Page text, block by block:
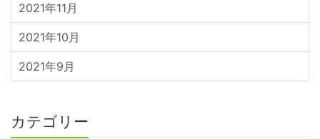
2021年11月
2021年10月
2021年9月
カテゴリー